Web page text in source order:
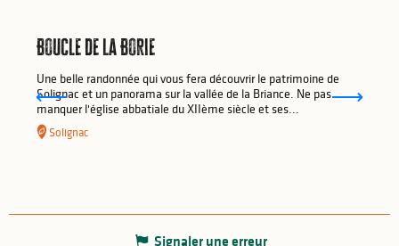
Boucle de la Borie
Une belle randonnée qui vous fera découvrir le patrimoine de
Solignac et un panorama sur la vallée de la Briance. Ne pas
manquer l'église abbatiale du XIIème siècle et ses...
Solignac
Signaler une erreur